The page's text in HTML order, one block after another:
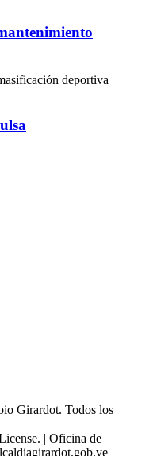
Girardot. Todos los
| Oficina de